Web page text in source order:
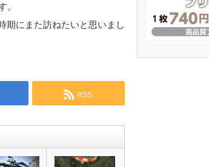
。
期にまた訪ねたいと思いまし
RSS